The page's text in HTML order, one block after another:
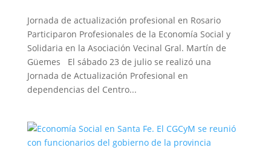
Jornada de actualización profesional en Rosario
Participaron Profesionales de la Economía Social y
Solidaria en la Asociación Vecinal Gral. Martín de
Güemes El sábado 23 de julio se realizó una
Jornada de Actualización Profesional en
dependencias del Centro...